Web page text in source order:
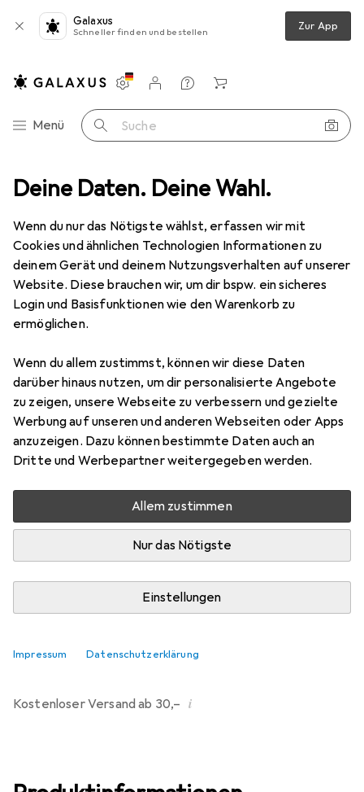
Deine Daten. Deine Wahl.
Wenn du nur das Nötigste wählst, erfassen wir mit
Cookies und ähnlichen Technologien Informationen zu
deinem Gerät und deinem Nutzungsverhalten auf unserer
Website. Diese brauchen wir, um dir bspw. ein sicheres
Login und Basisfunktionen wie den Warenkorb zu
ermöglichen.
Wenn du allem zustimmst, können wir diese Daten
darüber hinaus nutzen, um dir personalisierte Angebote
zu zeigen, unsere Webseite zu verbessern und gezielte
Werbung auf unseren und anderen Webseiten oder Apps
anzuzeigen. Dazu können bestimmte Daten auch an
Dritte und Werbepartner weitergegeben werden.
Allem zustimmen
Nur das Nötigste
Einstellungen
Impressum Datenschutzerklärung
Galaxus
Schneller finden und bestellen Zur App
Navigation nach Kategorien
Menü Suche
Einstellungen
Kundenkonto
Vergleichslisten
Merklisten
Warenkorb
Verkleidung + Party Kostüm Accessoire Widmann Leggings
7 Bilder
WidmannLeggings
EUR
24,75
1
Bewertungen Marke
Mehr von Widmann
Nur 4 Stück an Lager beim Drittanbieter
Lieferort angeben für genaue Lieferzeit
In den Warenkorb
Vergleichen
Kostenloser Versand ab 30,– i